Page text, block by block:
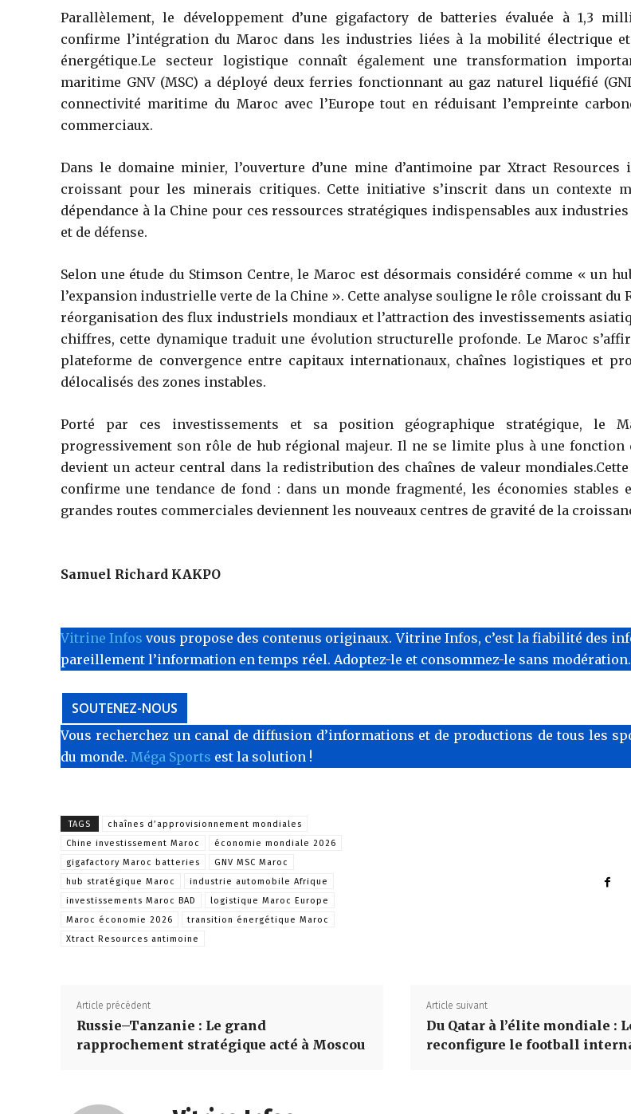
Parallèlement, le développement d’une gigafactory de batteries évaluée à 1,3
confirme l’intégration du Maroc dans les industries liées à la mobilité électrique
énergétique.Le secteur logistique connaît également une transformation
maritime GNV (MSC) a déployé deux ferries fonctionnant au gaz naturel liquéfié
connectivité maritime du Maroc avec l’Europe tout en réduisant l’empreinte
commerciaux.
Dans le domaine minier, l’ouverture d’une mine d’antimoine par Xtract Resources
croissant pour les minerais critiques. Cette initiative s’inscrit dans un contexte
dépendance à la Chine pour ces ressources stratégiques indispensables aux
et de défense.
Selon une étude du Stimson Centre, le Maroc est désormais considéré comme « un
l’expansion industrielle verte de la Chine ». Cette analyse souligne le rôle croissant du
réorganisation des flux industriels mondiaux et l’attraction des investissements
chiffres, cette dynamique traduit une évolution structurelle profonde. Le Maroc
plateforme de convergence entre capitaux internationaux, chaînes logistiques et
délocalisés des zones instables.
Porté par ces investissements et sa position géographique stratégique, le
progressivement son rôle de hub régional majeur. Il ne se limite plus à une fonction
devient un acteur central dans la redistribution des chaînes de valeur
confirme une tendance de fond : dans un monde fragmenté, les économies stables
grandes routes commerciales deviennent les nouveaux centres de gravité de la
Samuel Richard KAKPO
Vitrine Infos vous propose des contenus originaux. Vitrine Infos, c’est la fiabilité des
pareillement l’information en temps réel. Adoptez-le et consommez-le sans modération.
SOUTENEZ-NOUS
Vous recherchez un canal de diffusion d’informations et de productions de tous les
du monde. Méga Sports est la solution !
TAGS
chaînes d’approvisionnement mondiales
Chine investissement Maroc
économie mondiale 2026
gigafactory Maroc batteries
GNV MSC Maroc
hub stratégique Maroc
industrie automobile Afrique
investissements Maroc BAD
logistique Maroc Europe
Maroc économie 2026
transition énergétique Maroc
Xtract Resources antimoine
Article précédent
Russie–Tanzanie : Le grand
rapprochement stratégique acté à Moscou
Article suivant
Du Qatar à l’élite mondiale :
reconfigure le football